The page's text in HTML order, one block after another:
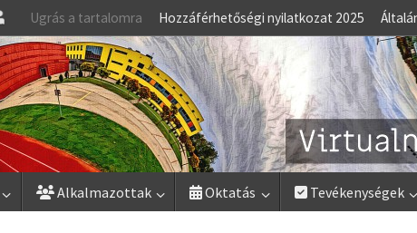
Ugrás a tartalomra Hozzáférhetőségi nyilatkozat 2025
Alkalmazottak Oktatás Tevékenységek